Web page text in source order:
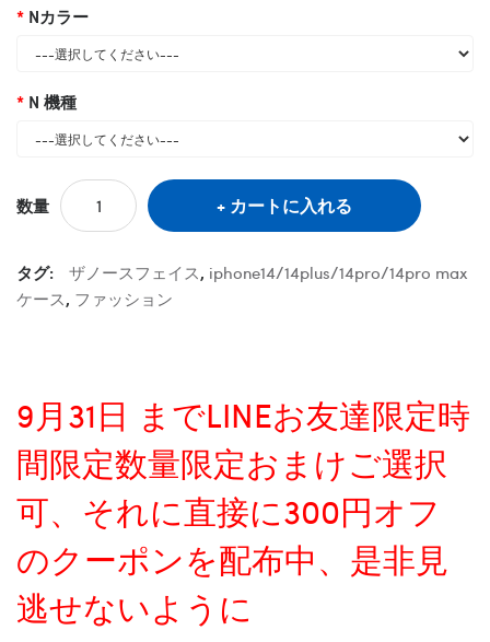
Nカラー
N 機種
数量 カートに入れる
タグ: ザノースフェイス, iphone14/14plus/14pro/14pro max
ケース, ファッション
9月31日 までLINEお友達限定時
間限定数量限定おまけご選択
可、それに直接に300円オフ
のクーポンを配布中、是非見
逃せないように